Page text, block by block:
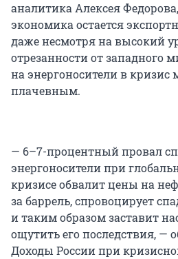
аналитика Алексея
экономика остается
даже несмотря на высокий
отрезанности от западного
на энергоносители в кризис
плачевным.
— 6–7-процентный провал
энергоносители при
кризисе обвалит цены на
за баррель, спровоцирует
и таким образом заставит
ощутить его последствия, —
Доходы России при